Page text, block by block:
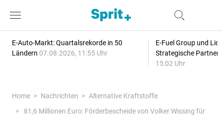
E-Auto-Markt: Quartalsrekorde in 50
Ländern 07.08.2026, 11:55 Uhr
E-Fuel Group und
Strategische
15:02 Uhr
Home Nachrichten
Alternative Kraftstoffe
81,6 Millionen Euro: Förderbescheide von Volker Wissing für